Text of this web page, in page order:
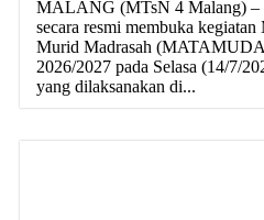
MALANG (MTsN 4 Malang) –
secara resmi membuka kegiatan
Murid Madrasah
2026/2027 pada Selasa (14/7/
yang dilaksanakan di...